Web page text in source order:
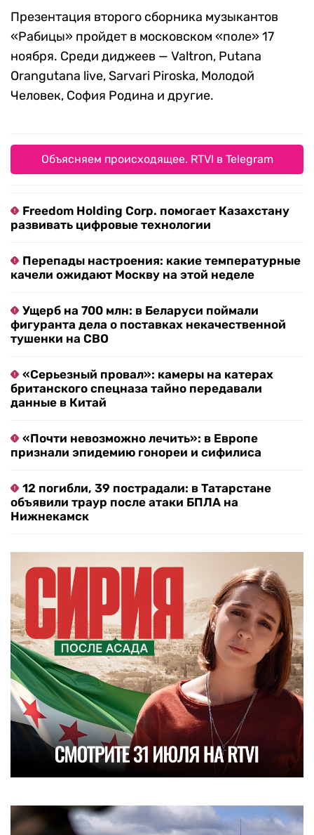
Презентация второго сборника музыкантов
«Рабицы» пройдет в московском «поле» 17
ноября. Среди диджеев — Valtron, Putana
Orangutana live, Sarvari Piroska, Молодой
Человек, София Родина и другие.
Объясняем происходящее. RTVI в Telegram
Freedom Holding Corp. помогает Казахстану
развивать цифровые технологии
Перепады настроения: какие температурные
качели ожидают Москву на этой неделе
Ущерб на 700 млн: в Беларуси поймали
фигуранта дела о поставках некачественной
тушенки на СВО
«Серьезный провал»: камеры на катерах
британского спецназа тайно передавали
данные в Китай
«Почти невозможно лечить»: в Европе
признали эпидемию гонореи и сифилиса
12 погибли, 39 пострадали: в Татарстане
объявили траур после атаки БПЛА на
Нижнекамск